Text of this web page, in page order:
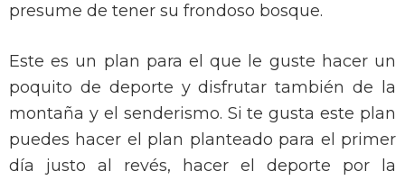
presume de tener su frondoso bosque.
Este es un plan para el que le guste hacer un
poquito de deporte y disfrutar también de la
montaña y el senderismo. Si te gusta este plan
puedes hacer el plan planteado para el primer
día justo al revés, hacer el deporte por la